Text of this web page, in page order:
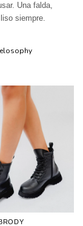
Una falda,
siempre.